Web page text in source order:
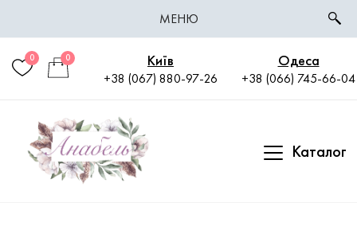
МЕНЮ
Київ
+38 (067) 880-97-26
Одеса
+38 (066) 745-66-04
0 0
Каталог